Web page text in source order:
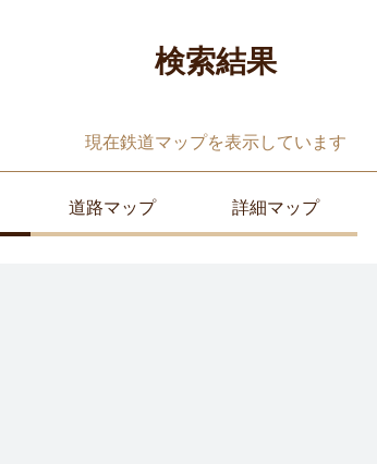
検索結果
現在鉄道マップを表示しています
道路マップ 詳細マップ